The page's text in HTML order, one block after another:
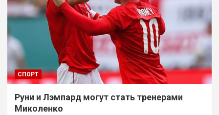
СПОРТ
Руни и Лэмпард могут стать тренерами
Миколенко